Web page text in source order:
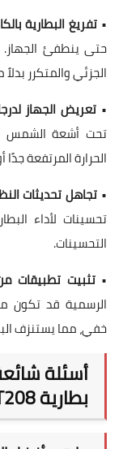
• تفريغ البطارية
حتى ينطفئ الجهاز.
الجزئي والمتكرر
• تعريض الجهاز
تحت أشعة الشمس
الحرارة المرتفعة
• تجاهل تحديثات
تحسينات لأداء
التحسينات.
•تثبيت تطبيقات
الرسمية قد تكون
خفي، مما يستنزف
أسئلة
بطارية Huawei T208